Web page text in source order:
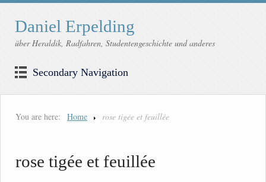
Daniel Erpelding
über Heraldik, Radfahren, Studentengeschichte und anderes
Secondary Navigation
You are here: Home rose tigée et feuillée
rose tigée et feuillée